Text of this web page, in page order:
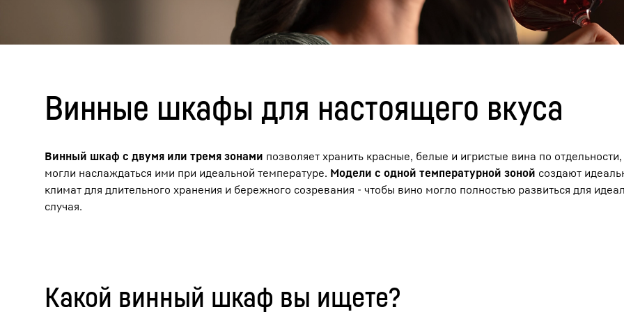
Винные шкафы для настоящего вкуса
Винный шкаф с двумя или тремя зонами позволяет хранить красные, белые и игристые вина по
могли наслаждаться ими при идеальной температуре. Модели с одной температурной зоной создают
климат для длительного хранения и бережного созревания - чтобы вино могло полностью развиться для
случая.
Какой винный шкаф вы ищете?